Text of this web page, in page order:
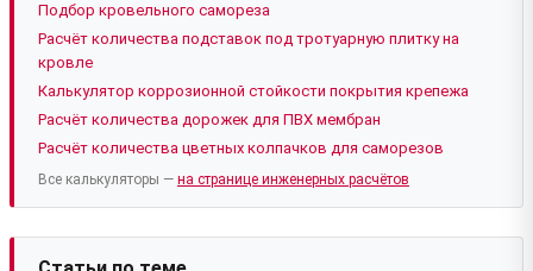
Подбор кровельного самореза
Расчёт количества подставок под тротуарную плитку на
кровле
Калькулятор коррозионной стойкости покрытия крепежа
Расчёт количества дорожек для ПВХ мембран
Расчёт количества цветных колпачков для саморезов
Все калькуляторы — на странице инженерных расчётов